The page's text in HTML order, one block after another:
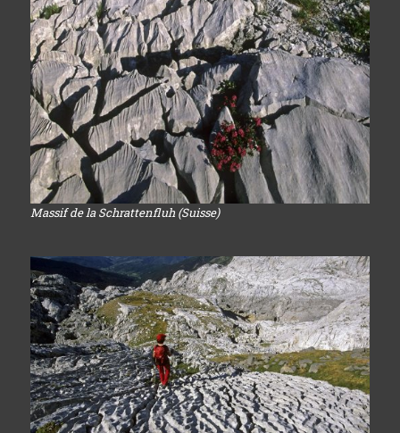
Massif de la Schrattenfluh (Suisse)